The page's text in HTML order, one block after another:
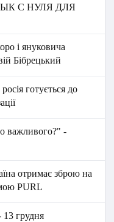
С НУЛЯ ДЛЯ
і януковича
Бібрецький
готується до
важливого?" -
отримає зброю на
PURL
13 грудня